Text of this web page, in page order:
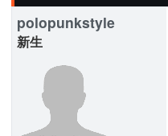
polopunkstyle
新生